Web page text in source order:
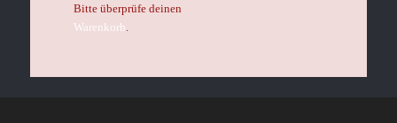
Bitte überprüfe deinen
Warenkorb.